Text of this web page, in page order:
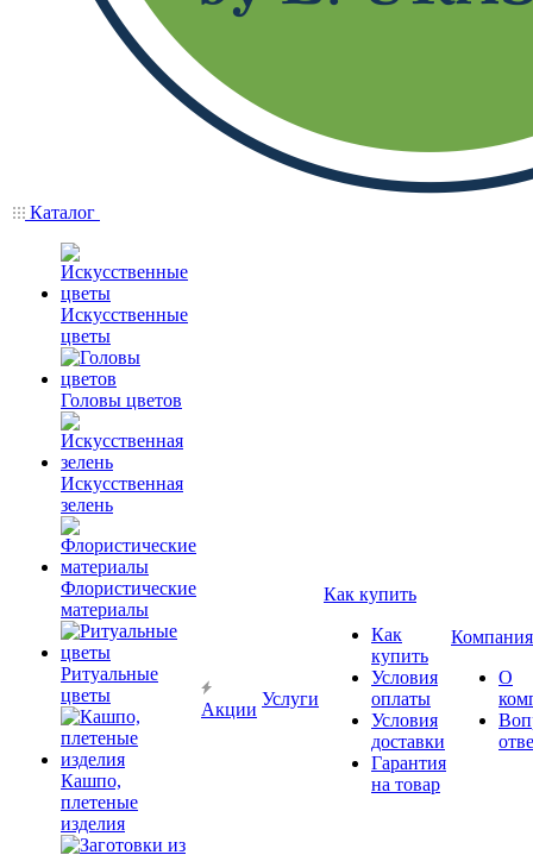
Каталог
Искусственные
цветы
Головы цветов
Искусственная
зелень
Флористические
материалы
Ритуальные
цветы
Кашпо,
плетеные
изделия
Акции
Услуги
Как купить
Как
купить
Условия
оплаты
Условия
доставки
Гарантия
на товар
Компания
О